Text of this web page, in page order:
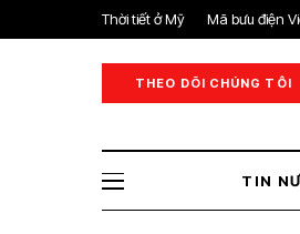
Thời tiết ở Mỹ Mã bưu điện
THEO DÕI CHÚNG TÔI
TIN